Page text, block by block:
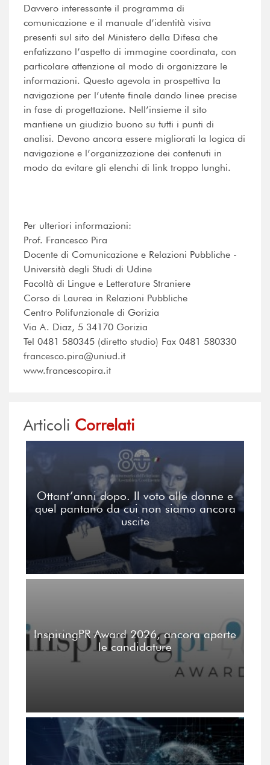
Davvero interessante il programma di
comunicazione e il manuale d’identità visiva
presenti sul sito del Ministero della Difesa che
enfatizzano l’aspetto di immagine coordinata, con
particolare attenzione al modo di organizzare le
informazioni. Questo agevola in prospettiva la
navigazione per l’utente finale dando linee precise
in fase di progettazione. Nell’insieme il sito
mantiene un giudizio buono su tutti i punti di
analisi. Devono ancora essere migliorati la logica di
navigazione e l’organizzazione dei contenuti in
modo da evitare gli elenchi di link troppo lunghi.
Per ulteriori informazioni:
Prof. Francesco Pira
Docente di Comunicazione e Relazioni Pubbliche -
Università degli Studi di Udine
Facoltà di Lingue e Letterature Straniere
Corso di Laurea in Relazioni Pubbliche
Centro Polifunzionale di Gorizia
Via A. Diaz, 5 34170 Gorizia
Tel 0481 580345 (diretto studio) Fax 0481 580330
francesco.pira@uniud.it
www.francescopira.it
Articoli Correlati
Ottant’anni dopo. Il voto alle donne e
quel pantano da cui non siamo ancora
uscite
InspiringPR Award 2026, ancora aperte
le candidature